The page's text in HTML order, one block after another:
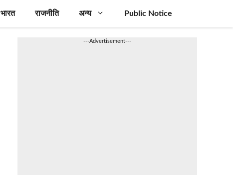
भारत राजनीति अन्य Public Notice
---Advertisement---